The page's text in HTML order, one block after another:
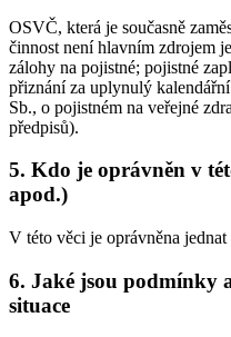
OSVČ, která je současně
činnost není hlavním zdrojem
zálohy na pojistné; pojistné
přiznání za uplynulý
Sb., o pojistném na veřejné
předpisů).
5. Kdo je oprávněn v
apod.)
V této věci je oprávněna
6. Jaké jsou podmínky
situace